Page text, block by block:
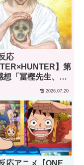
応
】第
想「冨樫先生、あ
が本物の天才で2026.07.20